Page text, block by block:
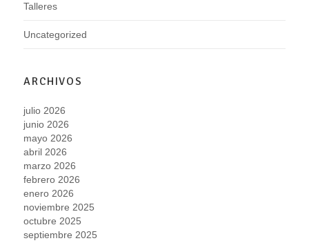
Talleres
Uncategorized
ARCHIVOS
julio 2026
junio 2026
mayo 2026
abril 2026
marzo 2026
febrero 2026
enero 2026
noviembre 2025
octubre 2025
septiembre 2025